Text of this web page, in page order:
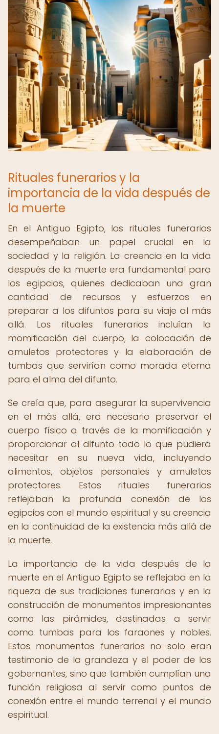
Rituales funerarios y la
importancia de la vida después de
la muerte
En el Antiguo Egipto, los rituales funerarios
desempeñaban un papel crucial en la
sociedad y la religión. La creencia en la vida
después de la muerte era fundamental para
los egipcios, quienes dedicaban una gran
cantidad de recursos y esfuerzos en
preparar a los difuntos para su viaje al más
allá. Los rituales funerarios incluían la
momificación del cuerpo, la colocación de
amuletos protectores y la elaboración de
tumbas que servirían como morada eterna
para el alma del difunto.
Se creía que, para asegurar la supervivencia
en el más allá, era necesario preservar el
cuerpo físico a través de la momificación y
proporcionar al difunto todo lo que pudiera
necesitar en su nueva vida, incluyendo
alimentos, objetos personales y amuletos
protectores. Estos rituales funerarios
reflejaban la profunda conexión de los
egipcios con el mundo espiritual y su creencia
en la continuidad de la existencia más allá de
la muerte.
La importancia de la vida después de la
muerte en el Antiguo Egipto se reflejaba en la
riqueza de sus tradiciones funerarias y en la
construcción de monumentos impresionantes
como las pirámides, destinadas a servir
como tumbas para los faraones y nobles.
Estos monumentos funerarios no solo eran
testimonio de la grandeza y el poder de los
gobernantes, sino que también cumplían una
función religiosa al servir como puntos de
conexión entre el mundo terrenal y el mundo
espiritual.